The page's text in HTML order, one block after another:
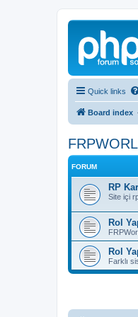
Quick links
Board index
FORUM
RP
Site içi
Rol
Rol
Farklı